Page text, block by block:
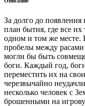
За долго до
план бытия, где все
одном и том же месте.
пробелы между
могли бы быть
боги. Каждый год,
переместить их на
черезвычайно
несколько человек с
брошенными на